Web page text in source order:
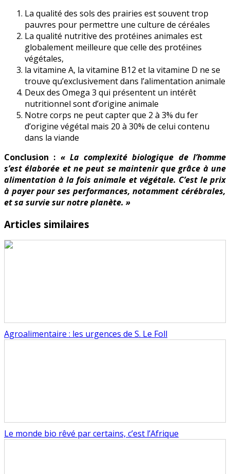
La qualité des sols des prairies est souvent trop
pauvres pour permettre une culture de céréales
La qualité nutritive des protéines animales est
globalement meilleure que celle des protéines
végétales,
la vitamine A, la vitamine B12 et la vitamine D ne se
trouve qu’exclusivement dans l’alimentation animale
Deux des Omega 3 qui présentent un intérêt
nutritionnel sont d’origine animale
Notre corps ne peut capter que 2 à 3% du fer
d’origine végétal mais 20 à 30% de celui contenu
dans la viande
Conclusion : « La complexité biologique de l’homme
s’est élaborée et ne peut se maintenir que grâce à une
alimentation à la fois animale et végétale. C’est le prix
à payer pour ses performances, notamment cérébrales,
et sa survie sur notre planète. »
Articles similaires
Agroalimentaire : les urgences de S. Le Foll
Le monde bio rêvé par certains, c’est l’Afrique